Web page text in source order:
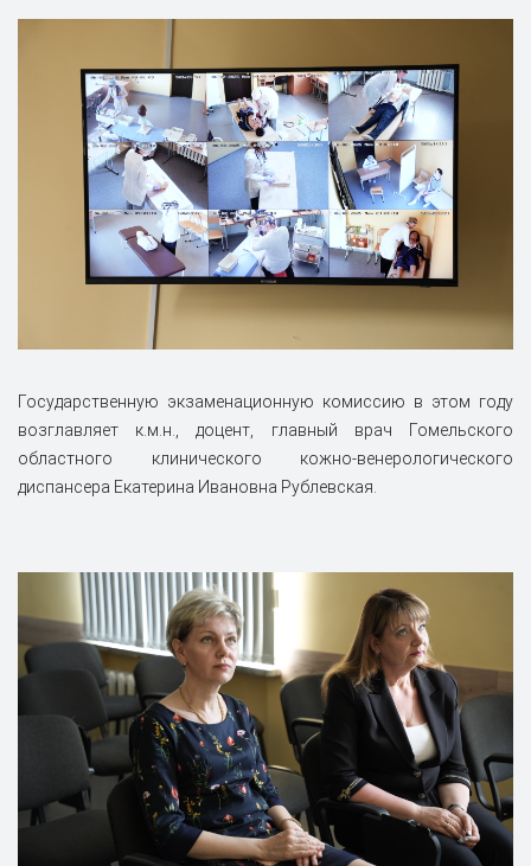
Государственную экзаменационную комиссию в этом году
возглавляет к.м.н., доцент, главный врач Гомельского
областного клинического кожно-венерологического
диспансера Екатерина Ивановна Рублевская.